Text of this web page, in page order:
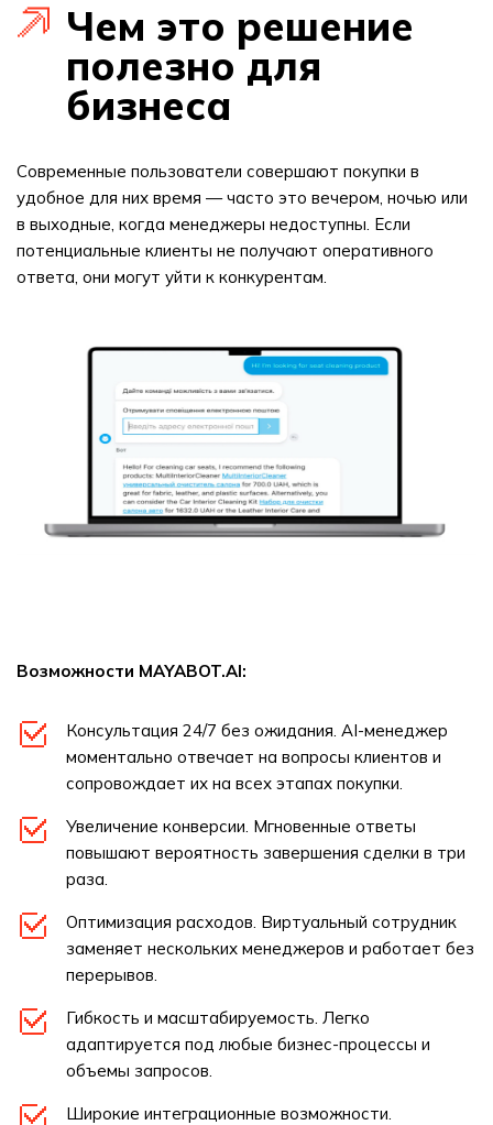
Чем это решение
полезно для
бизнеса
Современные пользователи совершают покупки в
удобное для них время — часто это вечером, ночью или
в выходные, когда менеджеры недоступны. Если
потенциальные клиенты не получают оперативного
ответа, они могут уйти к конкурентам.
Возможности MAYABOT.AI:
Консультация 24/7 без ожидания. AI-менеджер
моментально отвечает на вопросы клиентов и
сопровождает их на всех этапах покупки.
Увеличение конверсии. Мгновенные ответы
повышают вероятность завершения сделки в три
раза.
Оптимизация расходов. Виртуальный сотрудник
заменяет нескольких менеджеров и работает без
перерывов.
Гибкость и масштабируемость. Легко
адаптируется под любые бизнес-процессы и
объемы запросов.
Широкие интеграционные возможности.